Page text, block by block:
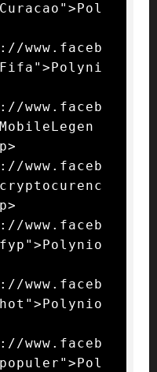
www.faceb
www.faceb
www.faceb
www.faceb
www.faceb
www.faceb